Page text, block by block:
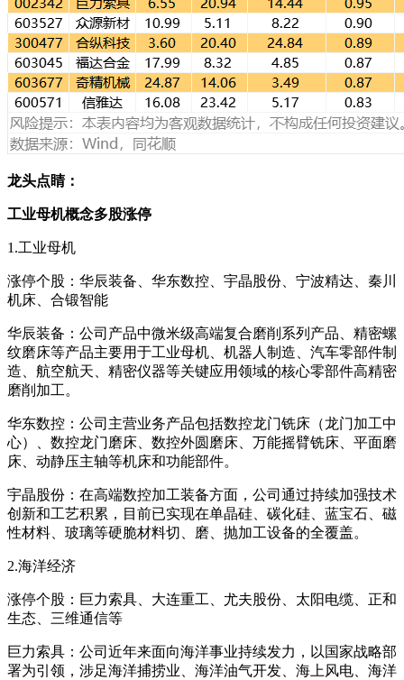
龙头点睛：
工业母机概念多股涨停
1.工业母机
涨停个股：华辰装备、华东数控、宇晶股份、宁波精达、秦川
机床、合锻智能
华辰装备：公司产品中微米级高端复合磨削系列产品、精密螺
纹磨床等产品主要用于工业母机、机器人制造、汽车零部件制
造、航空航天、精密仪器等关键应用领域的核心零部件高精密
磨削加工。
华东数控：公司主营业务产品包括数控龙门铣床（龙门加工中
心）、数控龙门磨床、数控外圆磨床、万能摇臂铣床、平面磨
床、动静压主轴等机床和功能部件。
宇晶股份：在高端数控加工装备方面，公司通过持续加强技术
创新和工艺积累，目前已实现在单晶硅、碳化硅、蓝宝石、磁
性材料、玻璃等硬脆材料切、磨、抛加工设备的全覆盖。
2.海洋经济
涨停个股：巨力索具、大连重工、尤夫股份、太阳电缆、正和
生态、三维通信等
巨力索具：公司近年来面向海洋事业持续发力，以国家战略部
署为引领，涉足海洋捕捞业、海洋油气开发、海上风电、海洋